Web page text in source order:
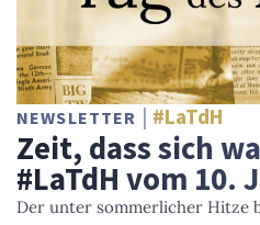
NEWSLETTER #LaTdH
Zeit, dass sich
#LaTdH vom 10.
Der unter sommerlicher Hitze